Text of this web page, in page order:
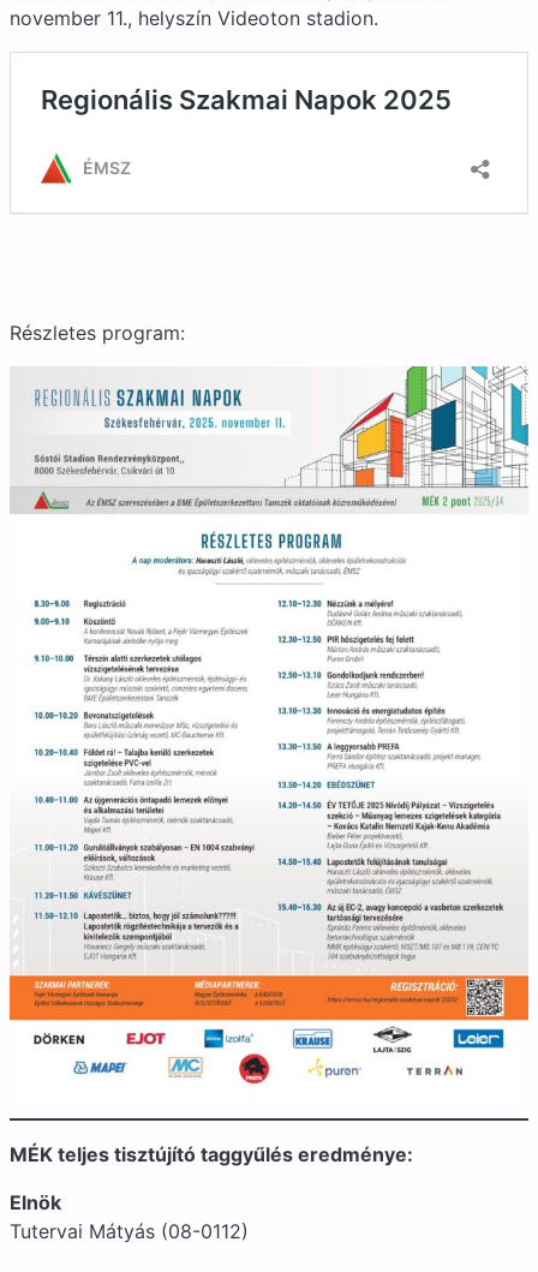
november 11., helyszín Videoton stadion.
Részletes program:
MÉK teljes tisztújító taggyűlés eredménye:
Elnök
Tutervai Mátyás (08-0112)